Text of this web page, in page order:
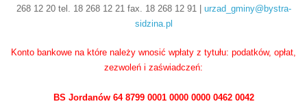
268 12 20 tel. 18 268 12 21 fax. 18 268 12 91 | urzad_gminy@bystra-
sidzina.pl
Konto bankowe na które należy wnosić wpłaty z tytułu: podatków, opłat,
zezwoleń i zaświadczeń:
BS Jordanów 64 8799 0001 0000 0000 0462 0042